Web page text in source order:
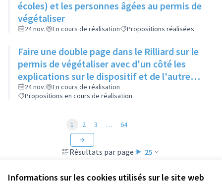
Informations sur les cookies utilisés sur le site web
écoles) et les personnes âgées au permis de
végétaliser
24 nov. En cours de réalisation Propositions réalisées
Faire une double page dans le Rilliard sur le
permis de végétaliser avec d'un côté les
explications sur le dispositif et de l'autre
côté des exemples concrets de lieux à
investir
24 nov.
En cours de réalisation
Propositions en cours de réalisation
Résultats par page : 25
1 2 3 … 64